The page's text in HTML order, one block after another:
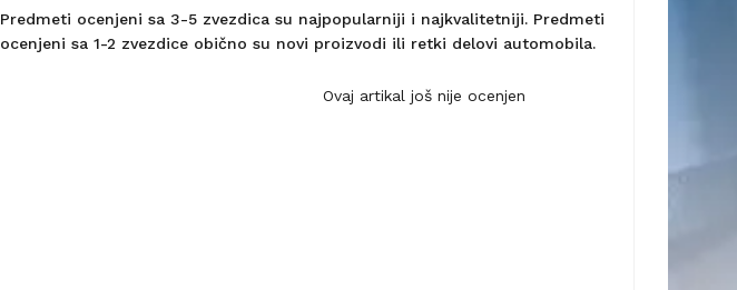
Predmeti ocenjeni sa 3-5 zvezdica su najpopularniji i najkvalitetniji. Predmeti
ocenjeni sa 1-2 zvezdice obično su novi proizvodi ili retki delovi automobila.
Ovaj artikal još nije ocenjen